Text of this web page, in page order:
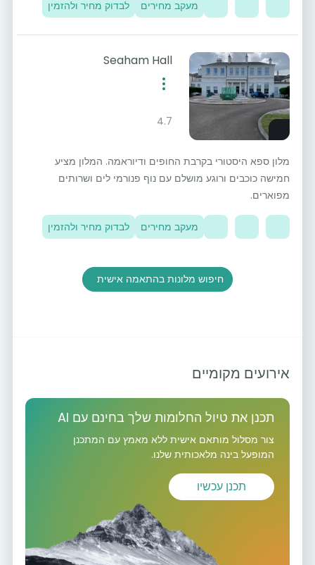
מעקב מחירים לבדוק מחיר ולהזמין
Seaham Hall
4.7
מלון ספא היסטורי בקרבת החופים ודיוראמה. המלון מציע
חמישה כוכבים ורוגע מושלם עם נוף פנורמי לים ושרותים
מפוארים.
מעקב מחירים לבדוק מחיר ולהזמין
חיפוש מלונות בהתאמה אישית
אירועים מקומיים
תכנן את טיול החלומות שלך בחינם עם AI
צור מסלול מותאם אישית ללא מאמץ עם המתכנן
המופעל בינה מלאכותית שלנו.
תכנן עכשיו